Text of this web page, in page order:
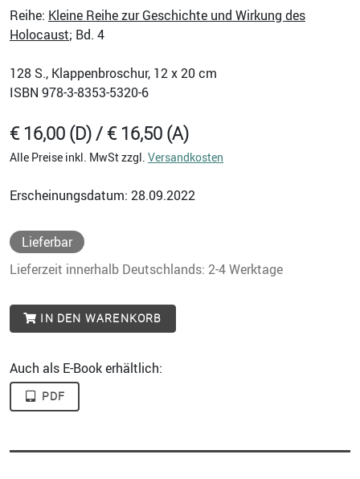
Reihe: Kleine Reihe zur Geschichte und Wirkung des
Holocaust; Bd. 4
128 S., Klappenbroschur, 12 x 20 cm
ISBN 978-3-8353-5320-6
€ 16,00 (D) / € 16,50 (A)
Alle Preise inkl. MwSt zzgl. Versandkosten
Erscheinungsdatum: 28.09.2022
Lieferbar
Lieferzeit innerhalb Deutschlands: 2-4 Werktage
IN DEN WARENKORB
Auch als E-Book erhältlich:
PDF